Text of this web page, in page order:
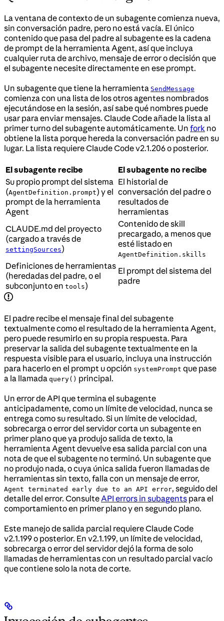
La ventana de contexto de un subagente comienza nueva,
sin conversación padre, pero no está vacía. El único
contenido que pasa del padre al subagente es la cadena
de prompt de la herramienta Agent, así que incluya
cualquier ruta de archivo, mensaje de error o decisión que
el subagente necesite directamente en ese prompt.
Un subagente que tiene la herramienta SendMessage
comienza con una lista de los otros agentes nombrados
ejecutándose en la sesión, así sabe qué nombres puede
usar para enviar mensajes. Claude Code añade la lista al
primer turno del subagente automáticamente. Un fork no
obtiene la lista porque hereda la conversación padre en su
lugar. La lista requiere Claude Code v2.1.206 o posterior.
El subagente recibe
El subagente no recibe
Su propio prompt del sistema
(AgentDefinition.prompt) y el
prompt de la herramienta
Agent
El historial de
conversación del padre o
resultados de
herramientas
CLAUDE.md del proyecto
(cargado a través de
settingSources)
Contenido de skill
precargado, a menos que
esté listado en
AgentDefinition.skills
Definiciones de herramientas
(heredadas del padre, o el
subconjunto en tools)
El prompt del sistema del
padre
El padre recibe el mensaje final del subagente
textualmente como el resultado de la herramienta Agent,
pero puede resumirlo en su propia respuesta. Para
preservar la salida del subagente textualmente en la
respuesta visible para el usuario, incluya una instrucción
para hacerlo en el prompt u opción systemPrompt que pase
a la llamada query() principal.
Un error de API que termina el subagente
anticipadamente, como un límite de velocidad, nunca se
entrega como su resultado. Si un límite de velocidad,
sobrecarga o error del servidor corta un subagente en
primer plano que ya produjo salida de texto, la
herramienta Agent devuelve esa salida parcial con una
nota de que el subagente no terminó. Un subagente que
no produjo nada, o cuya única salida fueron llamadas de
herramientas sin texto, falla con un mensaje de error,
Agent terminated early due to an API error, seguido del
detalle del error. Consulte API errors in subagents para el
comportamiento en primer plano y en segundo plano.
Este manejo de salida parcial requiere Claude Code
v2.1.199 o posterior. En v2.1.199, un límite de velocidad,
sobrecarga o error del servidor dejó la forma de solo
llamadas de herramientas con un resultado parcial vacío
que contiene solo la nota de corte.